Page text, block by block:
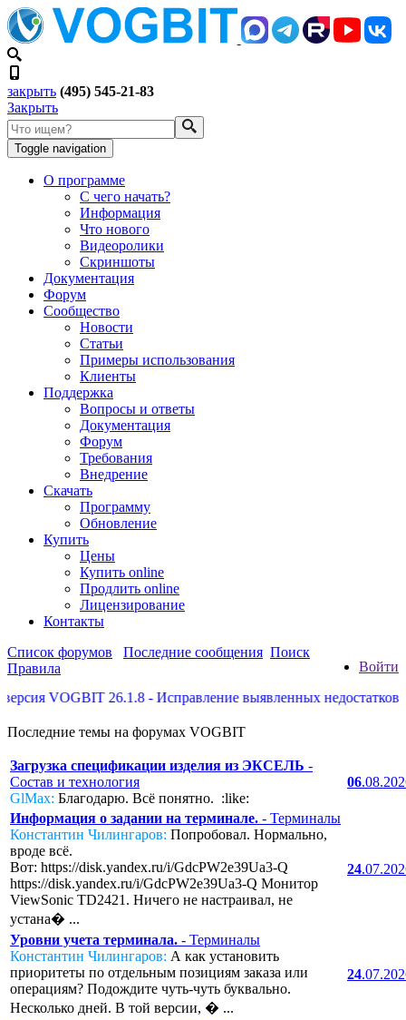
закрыть (495) 545-21-83
Закрыть
Toggle navigation
О программе
С чего начать?
Информация
Что нового
Видеоролики
Скриншоты
Документация
Форум
Сообщество
Новости
Статьи
Примеры использования
Клиенты
Поддержка
Вопросы и ответы
Документация
Форум
Требования
Внедрение
Скачать
Программу
Обновление
Купить
Цены
Купить online
Продлить online
Лицензирование
Контакты
Войти
Список форумов Последние сообщения Поиск
Правила
26.1.8 - Исправление выявленных недостатков,
Последние темы на форумах VOGBIT
Загрузка спецификации изделия из ЭКСЕЛЬ -
Состав и технология
GlMax: Благодарю. Всё понятно. :like:
06
Информация о задании на терминале. - Терминалы
Константин Чилингаров: Попробовал. Нормально,
вроде всё.
Вот: https://disk.yandex.ru/i/GdcPW2e39Ua3-Q
https://disk.yandex.ru/i/GdcPW2e39Ua3-Q Монитор
ViewSonic TD2421. Ничего не настраивал, не
устана� ...
24
Уровни учета терминала. - Терминалы
Константин Чилингаров: А как установить
приоритеты по отдельным позициям заказа или
операциям? Подождите чуть-чуть буквально.
Несколько дней. В той версии, � ...
24